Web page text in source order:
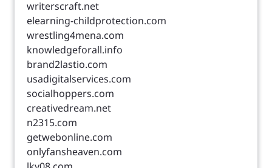
writerscraft.net
elearning-childprotection.com
wrestling4mena.com
knowledgeforall.info
brand2lastio.com
usadigitalservices.com
socialhoppers.com
creativedream.net
n2315.com
getwebonline.com
onlyfansheaven.com